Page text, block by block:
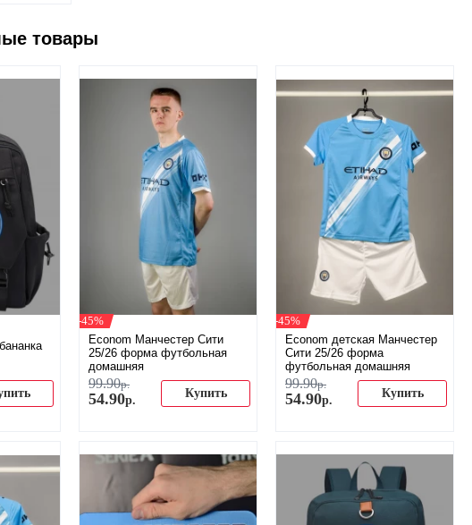
товары
-45%
Econom Манчестер Сити
25/26 форма футбольная
домашняя
99.90р.
54.90р. Купить
-45%
Econom детская Манчестер
Сити 25/26 форма
футбольная домашняя
99.90р.
54.90р. Купить